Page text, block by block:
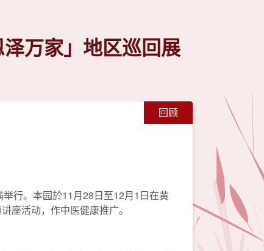
万家」地区巡回展
回顾
行。本园於11月28日至12月1日在黄
座活动，作中医健康推广。